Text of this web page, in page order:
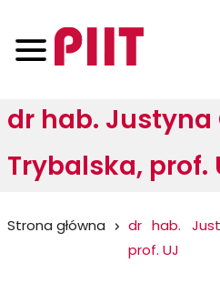
dr hab.
Trybalska, prof.
Jesteś
Strona główna
dr hab.
prof. UJ